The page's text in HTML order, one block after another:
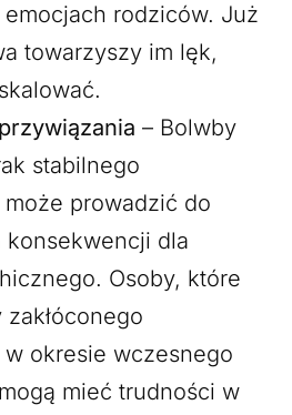
rodziców. Już
towarzyszy im lęk,
przywiązania – Bolwby
stabilnego
może prowadzić do
dla
Osoby, które
zakłóconego
w okresie wczesnego
mieć trudności w